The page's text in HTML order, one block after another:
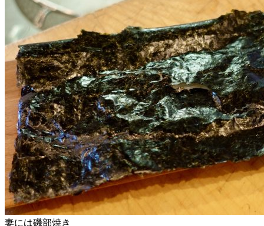
妻には磯部焼き